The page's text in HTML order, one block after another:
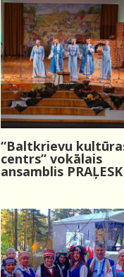
“Baltkrievu
centrs” vokālais
ansamblis